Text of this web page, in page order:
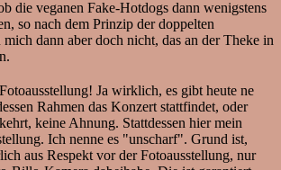
die veganen Fake-Hotdogs dann wenigstens
so nach dem Prinzip der doppelten
dann aber doch nicht, das an der Theke in
Ja wirklich, es gibt heute ne
Rahmen das Konzert stattfindet, oder
keine Ahnung. Stattdessen hier mein
Ich nenne es "unscharf". Grund ist,
aus Respekt vor der Fotoausstellung, nur